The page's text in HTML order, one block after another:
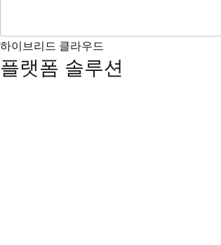
하이브리드 클라우드
플랫폼 솔루션